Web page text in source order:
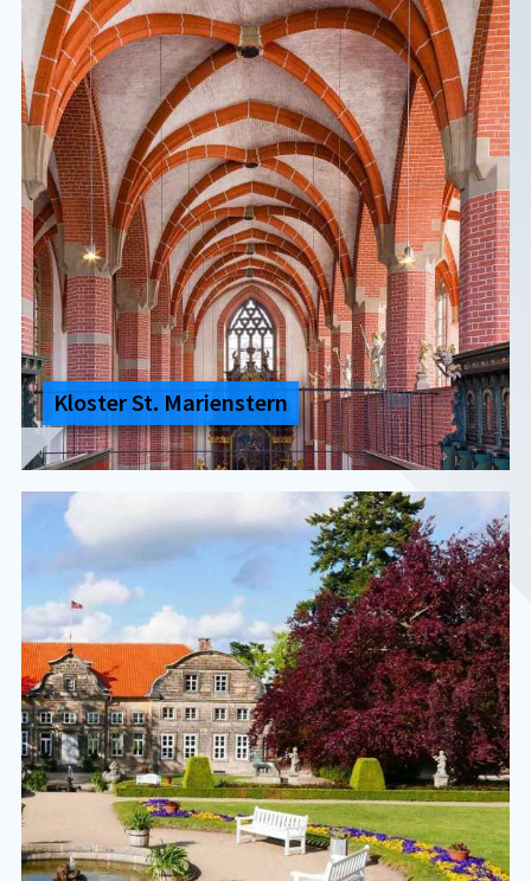
Klos­ter St. Ma­ri­en­s­tern